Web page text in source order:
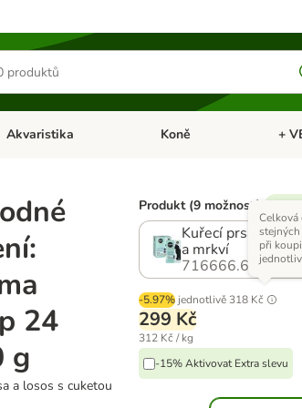
Otevřít menu: Ptáci
Akvaristika Otevřít menu: Akvaristika
Koně +
24
g
a losos s cuketou
Produkt (9 možností) %
Kuřecí prsa a
a mrkví
716666.6
-5.97% jednotlivě 318 Kč
Celková
při koupi
299 Kč
312 Kč / kg
-15% Aktivovat Extra slevu